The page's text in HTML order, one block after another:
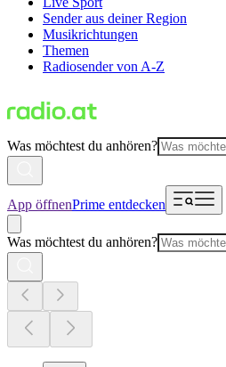
Sender aus deiner Region
Musikrichtungen
Themen
Radiosender von A-Z
Was möchtest du anhören?
App öffnenPrime entdecken
Was möchtest du anhören?